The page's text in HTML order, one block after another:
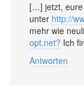
[…] jetzt, eure
unter http://
mehr wie
opt.net? Ich
Antworten